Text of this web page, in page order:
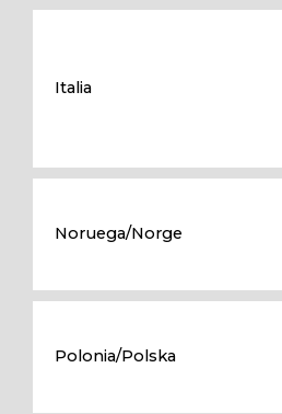
Italia
Noruega/Norge
Polonia/Polska